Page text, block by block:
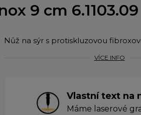
9 cm 6.1103.09
Nůž na sýr s protiskluzovou
VÍCE INFO
Vlastní text na
Máme laserové